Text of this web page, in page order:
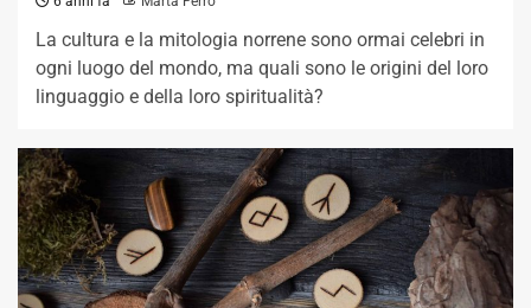
La cultura e la mitologia norrene sono ormai celebri in
ogni luogo del mondo, ma quali sono le origini del loro
linguaggio e della loro spiritualità?